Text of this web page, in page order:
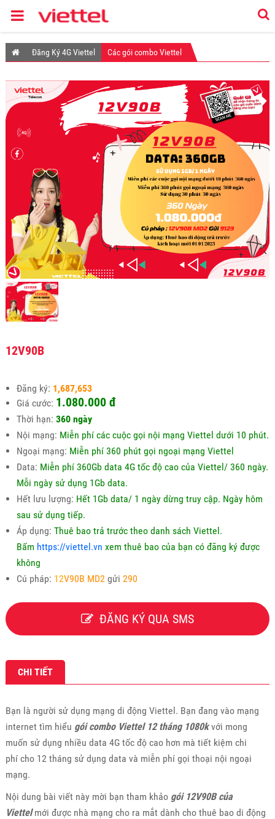
Đăng Ký 4G Viettel Các gói combo Viettel
12V90B
Đăng ký: 1,687,653
Giá cước: 1.080.000 đ
Thời hạn: 360 ngày
Nội mạng: Miễn phí các cuộc gọi nội mạng Viettel dưới 10 phút.
Ngoại mạng: Miễn phí 360 phút gọi ngoại mạng Viettel
Data: Miễn phí 360Gb data 4G tốc độ cao của Viettel/ 360 ngày.
Mỗi ngày sử dụng 1Gb data.
Hết lưu lượng: Hết 1Gb data/ 1 ngày dừng truy cập. Ngày hôm
sau sử dụng tiếp.
Áp dụng: Thuê bao trả trước theo danh sách Viettel.
Bấm https://viettel.vn xem thuê bao của bạn có đăng ký được
không
Cú pháp: 12V90B MD2 gửi 290
ĐĂNG KÝ QUA SMS
CHI TIẾT
Bạn là người sử dụng mạng di động Viettel. Bạn đang vào mạng
internet tìm hiểu gói combo Viettel 12 tháng 1080kvới mong
muốn sử dụng nhiều data 4G tốc độ cao hơn mà tiết kiệm chi
phí cho 12 tháng sử dụng data và miễn phí gọi thoại nội ngoại
mạng.
Nội dung bài viết này mời bạn tham khảo gói 12V90B của
Viettelmới được nhà mạng cho ra mắt dành cho thuê bao di động